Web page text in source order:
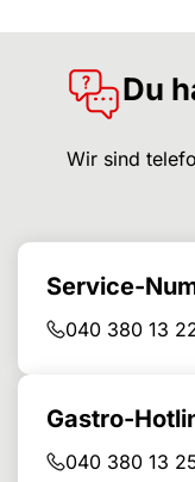
Du
Wir sind
Service-
040 380 13
Gastro-
040 380 13